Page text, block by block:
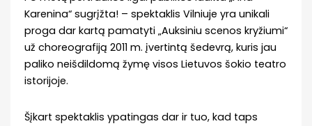
Karenina“ sugrįžta! – spektaklis Vilniuje yra unikali
proga dar kartą pamatyti „Auksiniu scenos kryžiumi“
už choreografiją 2011 m. įvertintą šedevrą, kuris jau
paliko neišdildomą žymę visos Lietuvos šokio teatro
istorijoje.
Šįkart spektaklis ypatingas dar ir tuo, kad taps